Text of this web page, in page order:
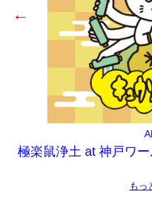
極楽鼠浄土 at 神戸ワ
←
もっ